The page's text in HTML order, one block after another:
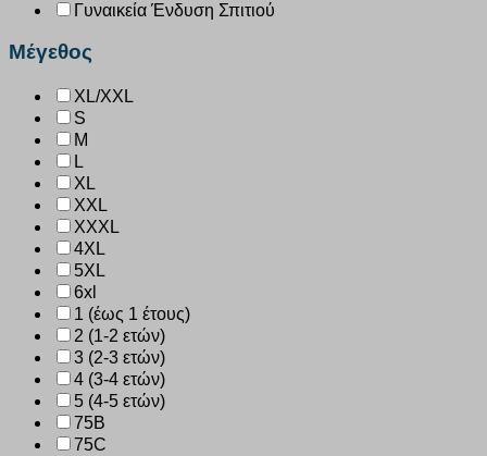
Γυναικεία Ένδυση Σπιτιού
Μέγεθος
XL/XXL
S
M
L
XL
XXL
XXXL
4XL
5XL
6xl
1 (έως 1 έτους)
2 (1-2 ετών)
3 (2-3 ετών)
4 (3-4 ετών)
5 (4-5 ετών)
75B
75C